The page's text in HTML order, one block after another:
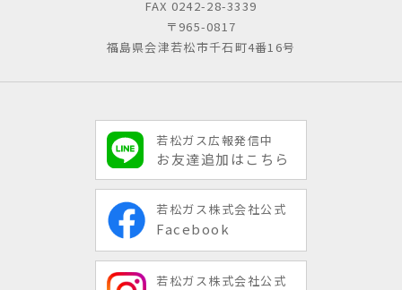
FAX 0242-28-3339
〒965-0817
福島県会津若松市千石町4番16号
若松ガス広報発信中
お友達追加はこちら
若松ガス株式会社公式
Facebook
若松ガス株式会社公式